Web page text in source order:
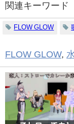
関連キーワード
FLOW GLOW
FLOW GLOW,